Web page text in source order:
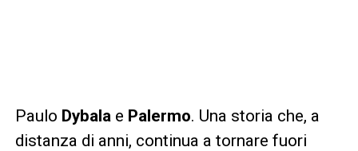
Paulo Dybala e Palermo. Una storia che, a
distanza di anni, continua a tornare fuori